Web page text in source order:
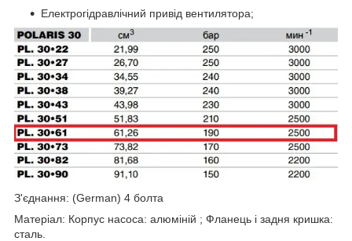
Електрогідравлічний привід вентилятора;
З'єднання: (German) 4 болта
Матеріал: Корпус насоса: алюміній ; Фланець і задня кришка:
сталь.